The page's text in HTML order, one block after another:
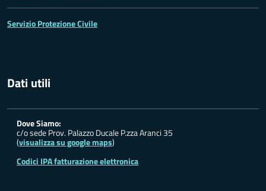
Servizio Protezione Civile
Dati utili
Dove Siamo:
c/o sede Prov. Palazzo Ducale P.zza Aranci 35
(visualizza su google maps)
Codici IPA fatturazione elettronica